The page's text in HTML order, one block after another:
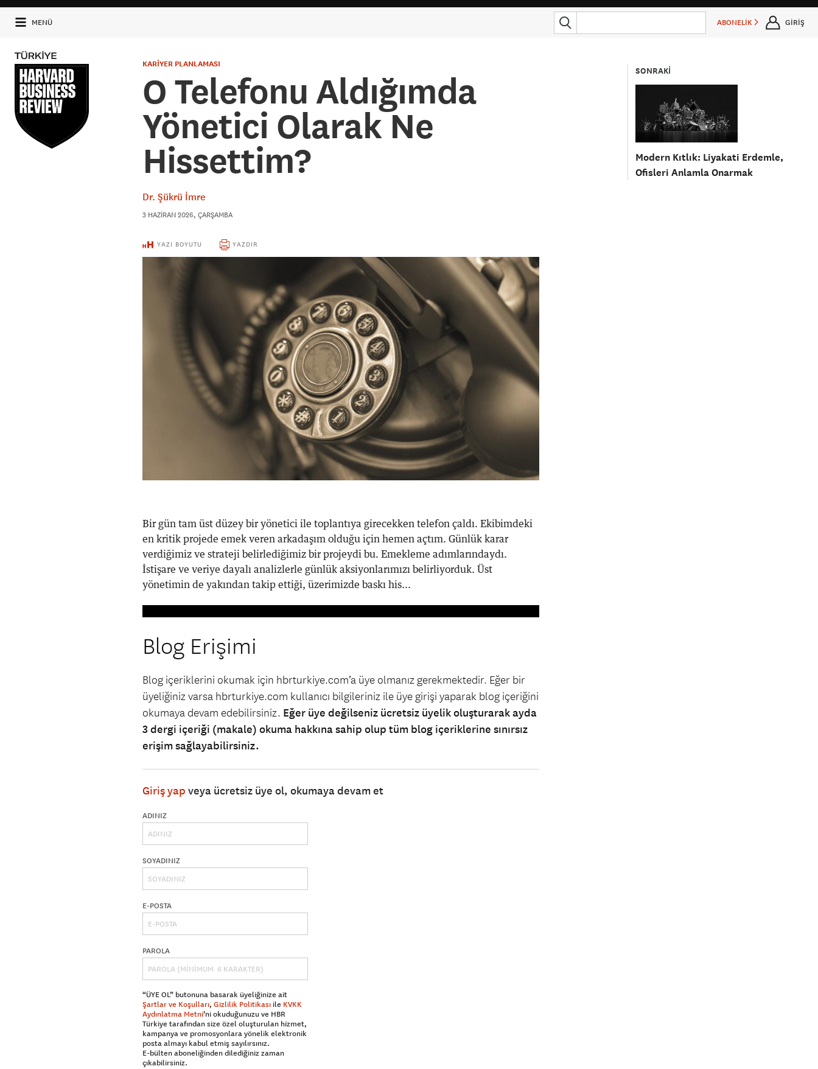
MENÜ ABONELİK GİRİŞ
SONRAKİ
Modern Kıtlık: Liyakati Erdemle,
Ofisleri Anlamla Onarmak
KARİYER PLANLAMASI
O Telefonu Aldığımda
Yönetici Olarak Ne
Hissettim?
Dr. Şükrü İmre
3 HAZIRAN 2026, ÇARŞAMBA
YAZI BOYUTU YAZDIR
Bir gün tam üst düzey bir yönetici ile toplantıya girecekken telefon çaldı. Ekibimdeki
en kritik projede emek veren arkadaşım olduğu için hemen açtım. Günlük karar
verdiğimiz ve strateji belirlediğimiz bir projeydi bu. Emekleme adımlarındaydı.
İstişare ve veriye dayalı analizlerle günlük aksiyonlarımızı belirliyorduk. Üst
yönetimin de yakından takip ettiği, üzerimizde baskı his...
Blog Erişimi
Blog içeriklerini okumak için hbrturkiye.com’a üye olmanız gerekmektedir. Eğer bir
üyeliğiniz varsa hbrturkiye.com kullanıcı bilgileriniz ile üye girişi yaparak blog içeriğini
okumaya devam edebilirsiniz. Eğer üye değilseniz ücretsiz üyelik oluşturarak ayda
3 dergi içeriği (makale) okuma hakkına sahip olup tüm blog içeriklerine sınırsız
erişim sağlayabilirsiniz.
Giriş yap veya ücretsiz üye ol, okumaya devam et
ADINIZ
SOYADINIZ
E-POSTA
PAROLA
“ÜYE OL” butonuna basarak üyeliğinize ait
Şartlar ve Koşulları, Gizlilik Politikası ile KVKK
Aydınlatma Metni’ni okuduğunuzu ve HBR
Türkiye tarafından size özel oluşturulan hizmet,
kampanya ve promosyonlara yönelik elektronik
posta almayı kabul etmiş sayılırsınız.
E-bülten aboneliğinden dilediğiniz zaman
çıkabilirsiniz.